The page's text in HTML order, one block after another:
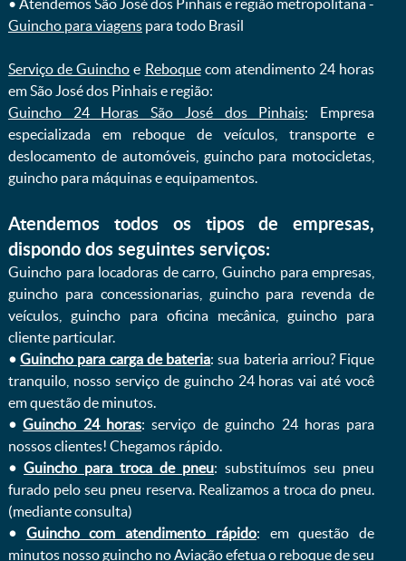
ㅤㅤ• Atendemos São José dos Pinhais e região metropolitana -
Guincho para viagenspara todo Brasil
Serviço de Guincho e Reboquecom atendimento 24 horas
em São José dos Pinhais e região:
Guincho 24 Horas São José dos Pinhais: Empresa
especializada em reboque de veículos, transporte e
deslocamento de automóveis, guincho para motocicletas,
guincho para máquinas e equipamentos.
Atendemos todos os tipos de empresas,
dispondo dos seguintes serviços:
Guincho para locadoras de carro, Guincho para empresas,
guincho para concessionarias, guincho para revenda de
veículos, guincho para oficina mecânica, guincho para
cliente particular.
•Guincho para carga de bateria: sua bateria arriou? Fique
tranquilo, nosso serviço de guincho 24 horas vai até você
em questão de minutos.
•Guincho 24 horas: serviço de guincho 24 horas para
nossos clientes! Chegamos rápido.
• Guincho para troca de pneu: substituímos seu pneu
furado pelo seu pneu reserva. Realizamos a troca do pneu.
(mediante consulta)
• Guincho com atendimento rápido: em questão de
minutos nosso guincho no Aviação efetua o reboque de seu